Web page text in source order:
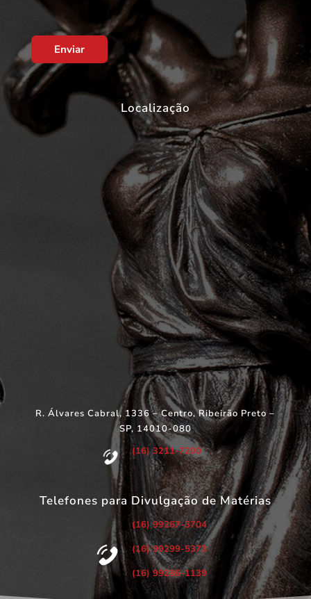
Enviar
Localização
R. Álvares Cabral, 1336 – Centro, Ribeirão Preto –
SP, 14010-080
(16) 3211-7200
Telefones para Divulgação de Matérias
(16) 99267-3704
(16) 99299-5373
(16) 99286-1139